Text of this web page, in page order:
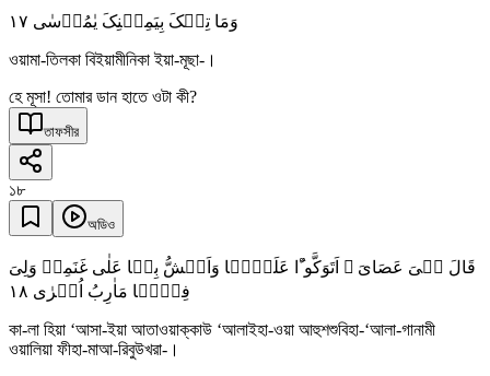
وَمَا تِلۡکَ بِیَمِیۡنِکَ یٰمُوۡسٰی ١٧
ওয়ামা-তিলকা বিইয়ামীনিকা ইয়া-মূছা-।
হে মূসা! তোমার ডান হাতে ওটা কী?
তাফসীর
১৮
অডিও
قَالَ ہِیَ عَصَایَ ۚ اَتَوَکَّوٴُا عَلَیۡہَا وَاَہُشُّ بِہَا عَلٰی غَنَمِیۡ وَلِیَ
فِیۡہَا مَاٰرِبُ اُخۡرٰی ١٨
কা-লা হিয়া ‘আসা-ইয়া আতাওয়াক্কাউ ‘আলাইহা-ওয়া আহুশশুবিহা-‘আলা-গানামী
ওয়ালিয়া ফীহা-মাআ-রিবুউখরা-।